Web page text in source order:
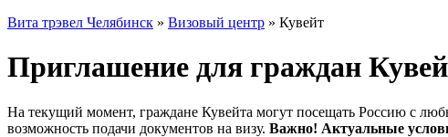
Вита трэвел Челябинск » Визовый центр » Кувейт
Приглашение для граждан
На текущий момент, граждане Кувейта могут посещать Россию с
возможность подачи документов на визу. Важно! Актуальные